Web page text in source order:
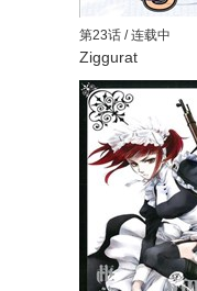
第23话 / 连载中
Ziggurat